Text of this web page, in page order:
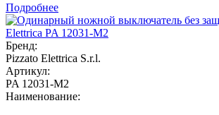
Подробнее
Бренд:
Pizzato Elettrica S.r.l.
Артикул:
PA 12031-M2
Наименование: